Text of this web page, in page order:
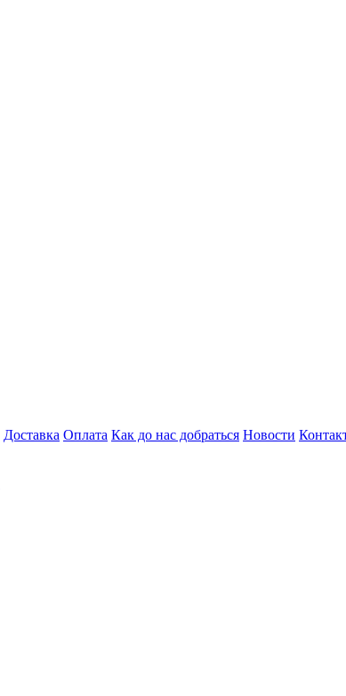
Доставка Оплата Как до нас добраться Новости